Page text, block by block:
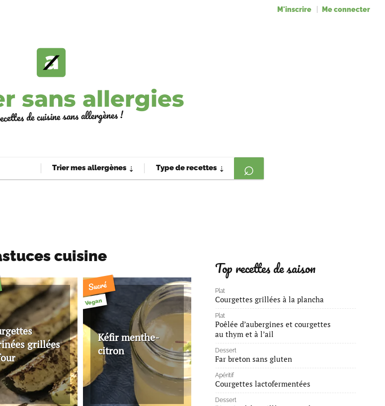
M'inscrire Me connecter
sans allergies
de cuisine sans allergènes !
Trier mes allergènes ⇣ Type de recettes ⇣
cuisine
grillées
Sucré
Vegan
Kéfir menthe-
citron
Top recettes de saison
Plat
Courgettes grillées à la plancha
Plat
Poêlée d’aubergines et courgettes
au thym et à l’ail
Dessert
Far breton sans gluten
Apéritif
Courgettes lactofermentées
Dessert